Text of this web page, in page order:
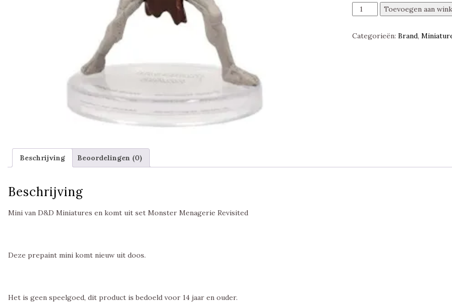
Maurezhi,
Monster
Revisited,
Toevoegen aan
Categorieën:Brand,
Beschrijving Beoordelingen (0)
Beschrijving
Mini van D&D Miniatures en komt uit set Monster Menagerie Revisited
Deze prepaint mini komt nieuw uit doos.
Het is geen speelgoed, dit product is bedoeld voor 14 jaar en ouder.